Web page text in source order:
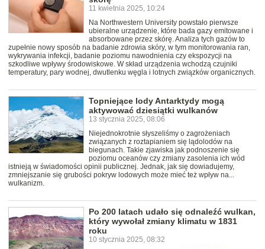
11 kwietnia 2025, 10:24
Na Northwestern University powstało pierwsze
ubieralne urządzenie, które bada gazy emitowane i
absorbowane przez skórę. Analiza tych gazów to
zupełnie nowy sposób na badanie zdrowia skóry, w tym monitorowania ran,
wykrywania infekcji, badanie poziomu nawodnienia czy ekspozycji na
szkodliwe wpływy środowiskowe. W skład urządzenia wchodzą czujniki
temperatury, pary wodnej, dwutlenku węgla i lotnych związków organicznych.
Topniejące lody Antarktydy mogą
aktywować dziesiątki wulkanów
13 stycznia 2025, 08:06
Niejednokrotnie słyszeliśmy o zagrożeniach
związanych z roztapianiem się lądolodów na
biegunach. Takie zjawiska jak podnoszenie się
poziomu oceanów czy zmiany zasolenia ich wód
istnieją w świadomości opinii publicznej. Jednak, jak się dowiadujemy,
zmniejszanie się grubości pokryw lodowych może mieć też wpływ na...
wulkanizm.
Po 200 latach udało się odnaleźć wulkan,
który wywołał zmiany klimatu w 1831
roku
10 stycznia 2025, 08:32